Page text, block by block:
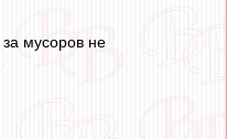
мусоров не